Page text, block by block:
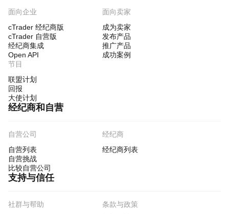
面向企业
cTrader 经纪商版
cTrader 自营版
经纪商集成
Open API
面向卖家
成为卖家
发布产品
推广产品
成功案例
节目
联盟计划
回报
大使计划
经纪商和自营
自营公司
自营列表
自营挑战
比较自营公司
经纪商
经纪商列表
支持与信任
社群与帮助
条款与政策